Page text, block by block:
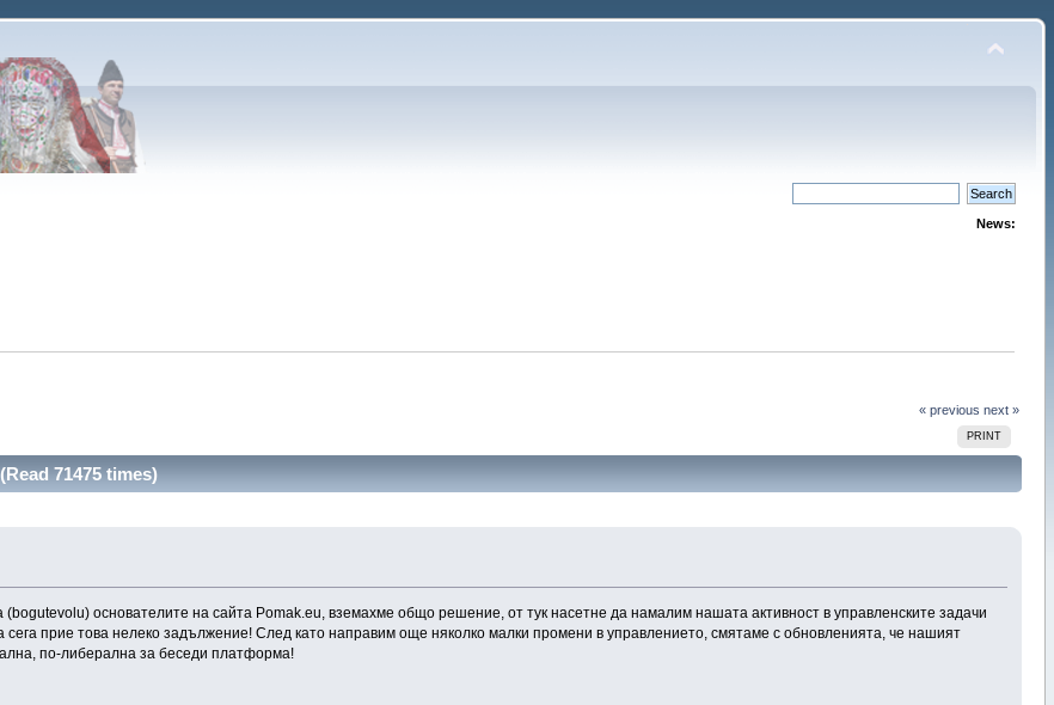
News:
« previous next »
PRINT
71475 times)
основателите на сайта Pomak.еu, вземахме общо решение, от тук насетне да намалим нашата активност в управленските задачи
прие това нелеко задължение! След като направим още няколко малки промени в управлението, смятаме с обновленията, че нашият
по-либерална за беседи платформа!